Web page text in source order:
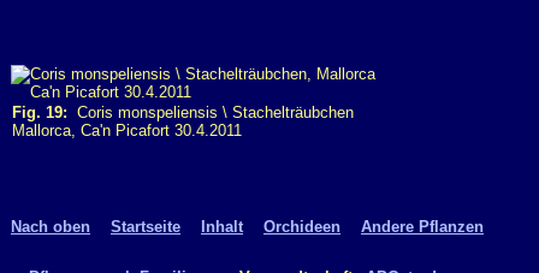
Fig. 19: Coris monspeliensis \ Stachelträubchen
Mallorca, Ca'n Picafort 30.4.2011
Nach oben Startseite Inhalt Orchideen Andere Pflanzen